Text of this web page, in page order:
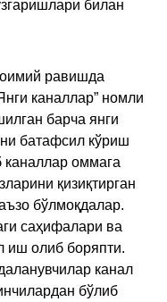
билан
равишда
каналлар” номли
барча янги
батафсил кўриш
каналлар оммага
қизиқтирган
бўлмоқдалар.
саҳифалари ва
иш олиб боряпти.
канал
бўлиб